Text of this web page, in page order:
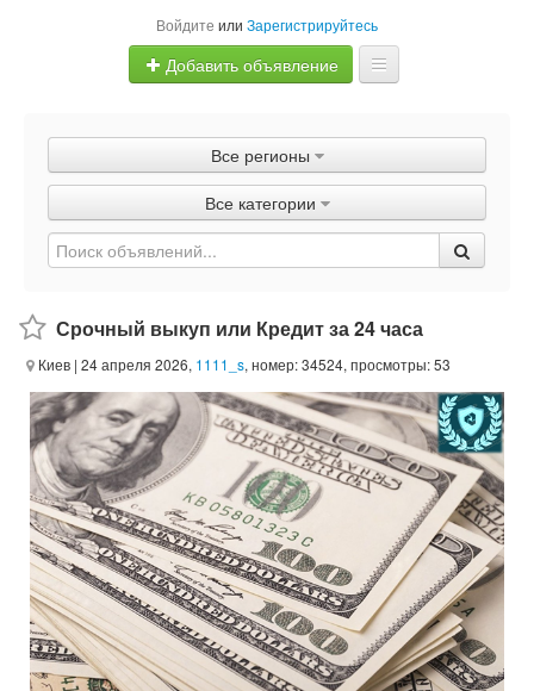
Войдите или Зарегистрируйтесь
Добавить объявление
Объявления
Быстрая продажа
Все регионы
Все категории
Срочный выкуп или Кредит за 24 часа
Киев | 24 апреля 2026, 1111_s, номер: 34524, просмотры: 53